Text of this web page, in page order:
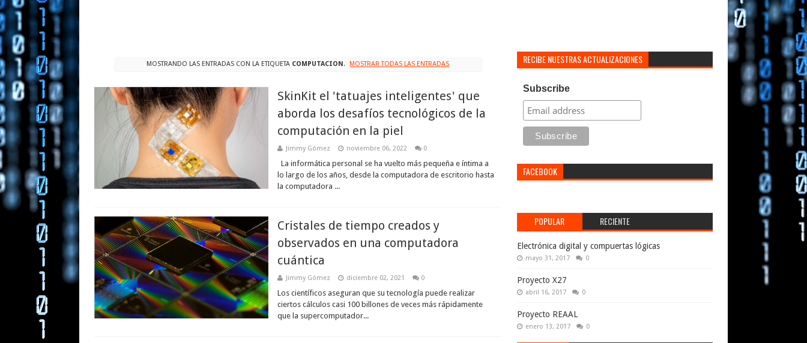
MOSTRANDO LAS ENTRADAS CON LA ETIQUETA COMPUTACION . MOSTRAR TODAS LAS ENTRADAS
SkinKit el 'tatuajes inteligentes' que
aborda los desafíos tecnológicos de la
computación en la piel
Jimmy Gómez noviembre 06, 2022 0
La informática personal se ha vuelto más pequeña e íntima a
lo largo de los años, desde la computadora de escritorio hasta
la computadora ...
Cristales de tiempo creados y
observados en una computadora
cuántica
Jimmy Gómez diciembre 02, 2021 0
Los científicos aseguran que su tecnología puede realizar
ciertos cálculos casi 100 billones de veces más rápidamente
que la supercomputador...
RECIBE NUESTRAS ACTUALIZACIONES
Subscribe
FACEBOOK
POPULAR RECIENTE
Electrónica digital y compuertas lógicas
mayo 31, 2017 0
Proyecto X27
abril 16, 2017 0
Proyecto REAAL
enero 13, 2017 0